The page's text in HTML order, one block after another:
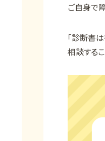
ご自身で
「診断書
相談する